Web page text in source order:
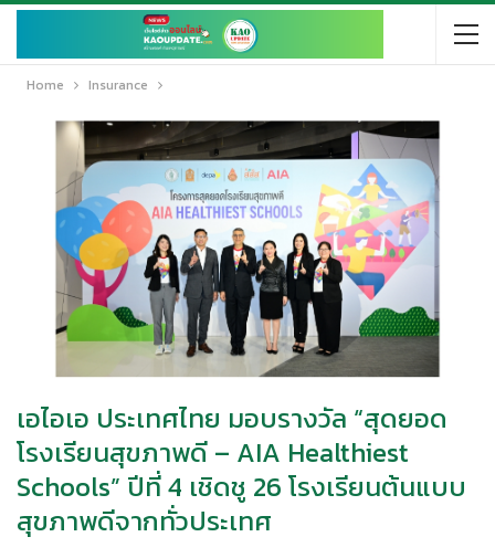
Home Insurance
เอไอเอ ประเทศไทย มอบรางวัล “สุดยอด
โรงเรียนสุขภาพดี – AIA Healthiest
Schools” ปีที่ 4 เชิดชู 26 โรงเรียนต้นแบบ
สุขภาพดีจากทั่วประเทศ